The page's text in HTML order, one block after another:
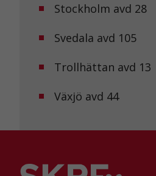
Stockholm avd 28
Svedala avd 105
Trollhättan avd 13
Växjö avd 44